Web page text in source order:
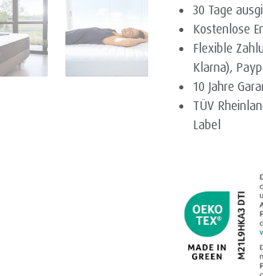
30 Tage
Kostenlose
Flexible
Klarna),
10 Jahre
TÜV
Label